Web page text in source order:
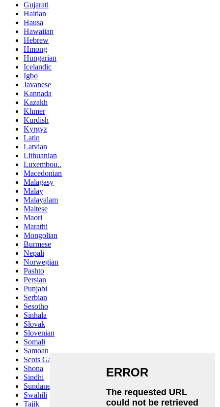
Gujarati
Haitian
Hausa
Hawaiian
Hebrew
Hmong
Hungarian
Icelandic
Igbo
Javanese
Kannada
Kazakh
Khmer
Kurdish
Kyrgyz
Latin
Latvian
Lithuanian
Luxembou..
Macedonian
Malagasy
Malay
Malayalam
Maltese
Maori
Marathi
Mongolian
Burmese
Nepali
Norwegian
Pashto
Persian
Punjabi
Serbian
Sesotho
Sinhala
Slovak
Slovenian
Somali
Samoan
Scots Gaelic
Shona
Sindhi
Sundanese
Swahili
Tajik